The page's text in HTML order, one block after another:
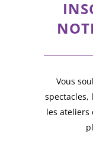
Vous
spectacles,
les ateliers